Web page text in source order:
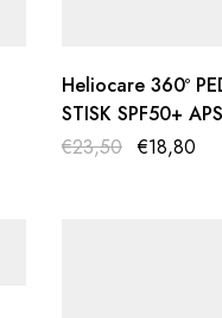
Heliocare 360º
STISK SPF50+
NUO SAULĖS
€23,50 €18,80